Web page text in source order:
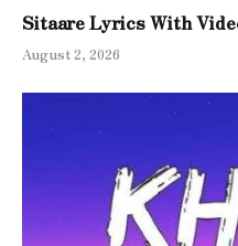
Sitaare Lyrics With
August 2, 2026